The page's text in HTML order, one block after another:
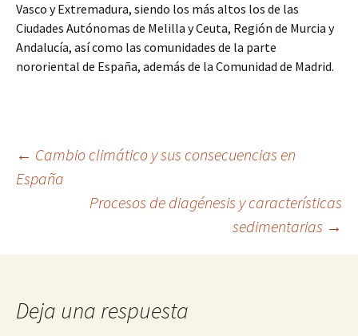
Vasco y Extremadura, siendo los más altos los de las
Ciudades Autónomas de Melilla y Ceuta, Región de Murcia y
Andalucía, así como las comunidades de la parte
nororiental de España, además de la Comunidad de Madrid.
Navegación
entradas
← Cambio climático y sus consecuencias en
España
Procesos de diagénesis y características
sedimentarias →
Deja una respuesta